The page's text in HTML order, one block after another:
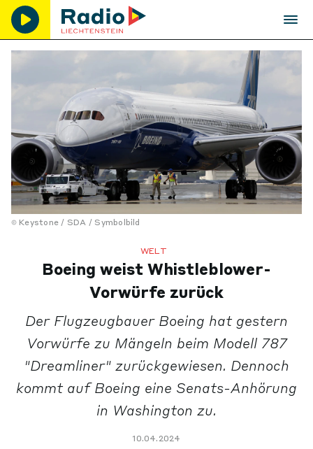
Keystone / SDA / Symbolbild
WELT
Boeing weist Whistleblower-
Vorwürfe zurück
Der Flugzeugbauer Boeing hat gestern
Vorwürfe zu Mängeln beim Modell 787
"Dreamliner" zurückgewiesen. Dennoch
kommt auf Boeing eine Senats-Anhörung
in Washington zu.
10.04.2024